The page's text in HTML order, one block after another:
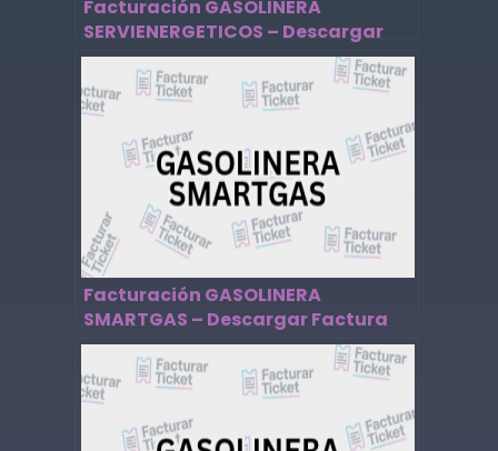
Facturación GASOLINERA
SERVIENERGETICOS – Descargar
Factura
Facturación GASOLINERA
SMARTGAS – Descargar Factura